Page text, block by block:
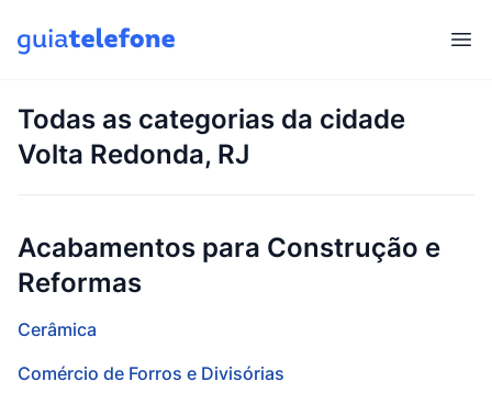
Todas as categorias da cidade
Volta Redonda, RJ
Acabamentos para Construção e
Reformas
Cerâmica
Comércio de Forros e Divisórias